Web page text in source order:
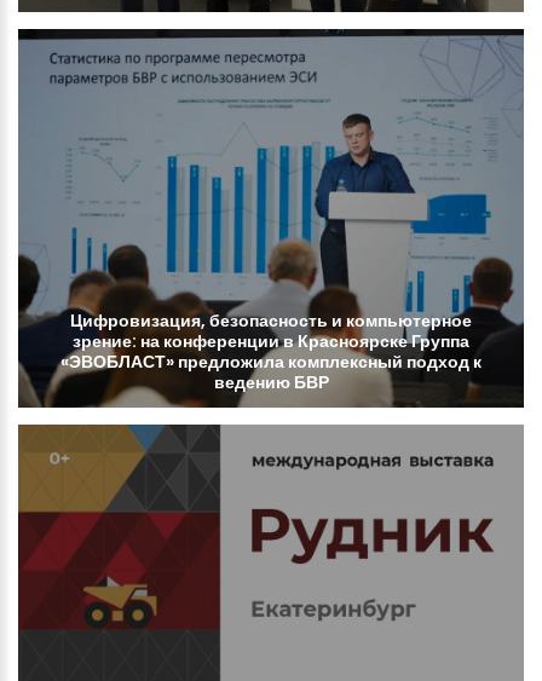
Цифровизация, безопасность и компьютерное
зрение: на конференциивКрасноярскеГруппа
«ЭВОБЛАСТ» предложила комплексный подход к
ведению БВР